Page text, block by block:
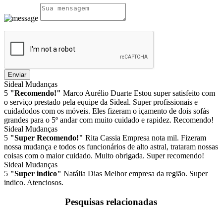
Enviar
Sideal Mudanças
5 "Recomendo!" Marco Aurélio Duarte Estou super satisfeito com
o serviço prestado pela equipe da Sideal. Super profissionais e
cuidadodos com os móveis. Eles fizeram o içamento de dois sofás
grandes para o 5º andar com muito cuidado e rapidez. Recomendo!
Sideal Mudanças
5 "Super Recomendo!" Rita Cassia Empresa nota mil. Fizeram
nossa mudança e todos os funcionários de alto astral, trataram nossas
coisas com o maior cuidado. Muito obrigada. Super recomendo!
Sideal Mudanças
5 "Super indico" Natália Dias Melhor empresa da região. Super
indico. Atenciosos.
Pesquisas relacionadas